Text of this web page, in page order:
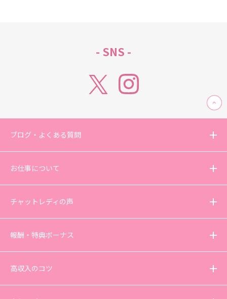
- SNS -
ブログ・よくある質問
お仕事について
チャットレディの声
報酬・特典ボーナス
高収入のコツ